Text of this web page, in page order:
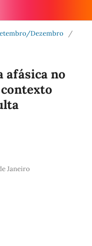
Dezembro
/
afásica no
Janeiro